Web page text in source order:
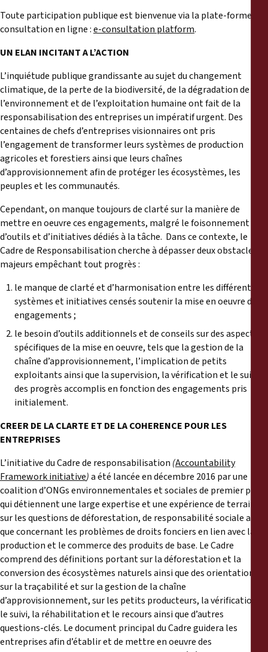
Toute participation publique est bienvenue via la plate-forme de
consultation en ligne :e-consultation platform.
UN ELAN INCITANT A L’ACTION
L’inquiétude publique grandissante au sujet du changement
climatique, de la perte de la biodiversité, de la dégradation de
l’environnement et de l’exploitation humaine ont fait de la
responsabilisation des entreprises un impératif urgent. Des
centaines de chefs d’entreprises visionnaires ont pris
l’engagement de transformer leurs systèmes de production
agricoles et forestiers ainsi que leurs chaînes
d’approvisionnement afin de protéger les écosystèmes, les
peuples et les communautés.
Cependant, on manque toujours de clarté sur la manière de
mettre en oeuvre ces engagements, malgré le foisonnement
d’outils et d’initiatives dédiés à la tâche. Dans ce contexte, le
Cadre de Responsabilisation cherche à dépasser deux obstacles
majeurs empêchant tout progrès :
le manque de clarté et d’harmonisation entre les différents
systèmes et initiatives censés soutenir la mise en oeuvre des
engagements ;
le besoin d’outils additionnels et de conseils sur des aspects
spécifiques de la mise en oeuvre, tels que la gestion de la
chaîne d’approvisionnement, l’implication de petits
exploitants ainsi que la supervision, la vérification et le suivi
des progrès accomplis en fonction des engagements pris
initialement.
CREER DE LA CLARTE ET DE LA COHERENCE POUR LES
ENTREPRISES
L’initiative du Cadre de responsabilisation (Accountability
Framework initiative)a été lancée en décembre 2016 par une
coalition d’ONGs environnementales et sociales de premier plan,
qui détiennent une large expertise et une expérience de terrain
sur les questions de déforestation, de responsabilité sociale ainsi
que concernant les problèmes de droits fonciers en lien avec la
production et le commerce des produits de base. Le Cadre
comprend des définitions portant sur la déforestation et la
conversion des écosystèmes naturels ainsi que des orientations
sur la traçabilité et sur la gestion de la chaîne
d’approvisionnement, sur les petits producteurs, la vérification,
le suivi, la réhabilitation et le recours ainsi que d’autres
questions-clés. Le document principal du Cadre guidera les
entreprises afin d’établir et de mettre en oeuvre des